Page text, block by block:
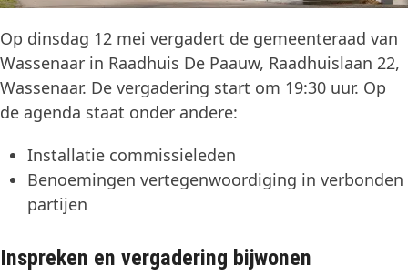
Op dinsdag 12 mei vergadert de gemeenteraad van
Wassenaar in Raadhuis De Paauw, Raadhuislaan 22,
Wassenaar. De vergadering start om 19:30 uur. Op
de agenda staat onder andere:
Installatie commissieleden
Benoemingen vertegenwoordiging in verbonden
partijen
Inspreken en vergadering bijwonen